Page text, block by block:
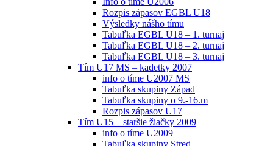
Rozpis zápasov EGBL U18
Výsledky nášho tímu
Tabuľka EGBL U18 – 1. turnaj
Tabuľka EGBL U18 – 2. turnaj
Tabuľka EGBL U18 – 3. turnaj
Tím U17 MS – kadetky 2007
info o tíme U2007 MS
Tabuľka skupiny Západ
Tabuľka skupiny o 9.-16.m
Rozpis zápasov U17
Tím U15 – staršie žiačky 2009
info o tíme U2009
Tabuľka skupiny Stred